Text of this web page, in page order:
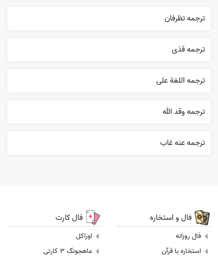
ترجمه تظرفان
ترجمه قذی
ترجمه اللغة علی
ترجمه وقد الله
ترجمه عنه غاب
فال و استخاره
فال روزانه
استخاره با قرآن
فال کارت
اوراکل
ماهجونگ 3 کارتی